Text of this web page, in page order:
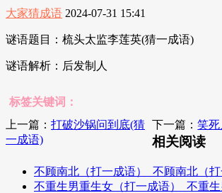
大家猜成语 2024-07-31 15:41
谜语题目：梳头太监李莲英(猜一成语)
谜语解析：后发制人
标签关键词：
上一篇： 打破沙锅问到底(猜
一成语)
下一篇：笑
相关阅读
不顾南北（打一成语）_不顾南北（
不重生男重生女（打一成语）_不重